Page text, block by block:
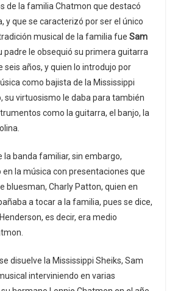
de la familia Chatmon que destacó
y que se caracterizó por ser el único
musical de la familia fue Sam
padre le obsequió su primera guitarra
seis años, y quien lo introdujo por
como bajista de la Mississippi
su virtuosismo le daba para también
como la guitarra, el banjo, la
banda familiar, sin embargo,
la música con presentaciones que
bluesman, Charly Patton, quien en
a tocar a la familia, pues se dice,
es decir, era medio
disuelve la Mississippi Sheiks, Sam
interviniendo en varias